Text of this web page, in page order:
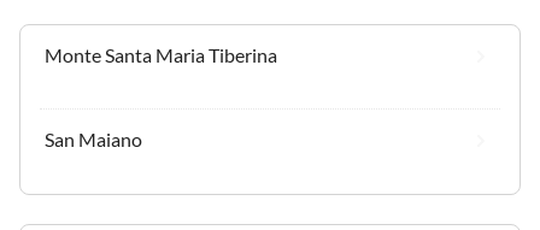
Monte Santa Maria Tiberina
San Maiano